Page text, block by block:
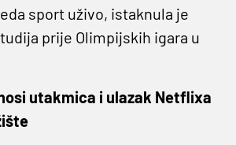
sport uživo, istaknula je
prije Olimpijskih igara u
utakmica i ulazak Netflixa